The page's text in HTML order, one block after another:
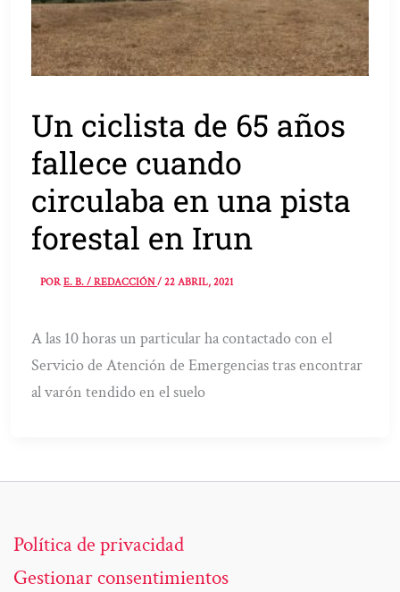
Un ciclista de 65 años
fallece cuando
circulaba en una pista
forestal en Irun
PORE. B. / REDACCIÓN/22 ABRIL, 2021
A las 10 horas un particular ha contactado con el
Servicio de Atención de Emergencias tras encontrar
al varón tendido en el suelo
Política de privacidad
Gestionar consentimientos